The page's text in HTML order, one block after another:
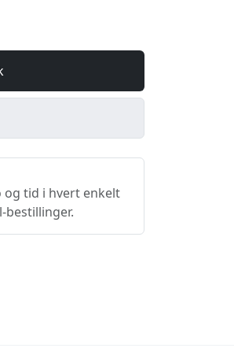
og tid i hvert enkelt
bestillinger.